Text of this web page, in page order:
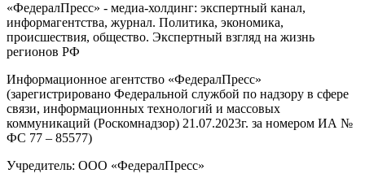
«ФедералПресс» - медиа-холдинг: экспертный канал,
информагентства, журнал. Политика, экономика,
происшествия, общество. Экспертный взгляд на жизнь
регионов РФ
Информационное агентство «ФедералПресс»
(зарегистрировано Федеральной службой по надзору в сфере
связи, информационных технологий и массовых
коммуникаций (Роскомнадзор) 21.07.2023г. за номером ИА №
ФС 77 – 85577)
Учредитель: ООО «ФедералПресс»